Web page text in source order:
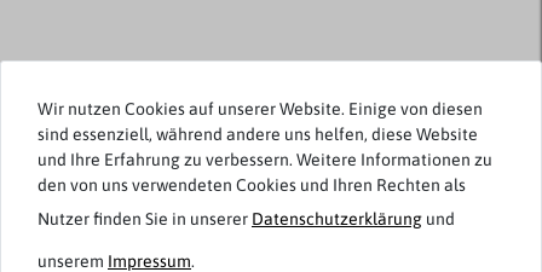
Petrol Industries
Übergrößen Basic-Poloshirt
navy
Petrol Industries
T-Shirt modisch Used-Look
blau XXL
Wir nutzen Cookies auf unserer Website. Einige von diesen
sind essenziell, während andere uns helfen, diese Website
und Ihre Erfahrung zu verbessern. Weitere Informationen zu
den von uns verwendeten Cookies und Ihren Rechten als
Nutzer finden Sie in unserer Daten­schutz­erklärung und
unserem Impressum.